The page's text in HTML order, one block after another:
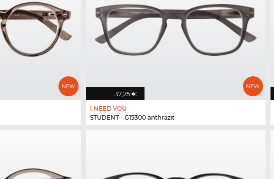
37,25 €
I NEED YOU
STUDENT - G15300 anthrazit